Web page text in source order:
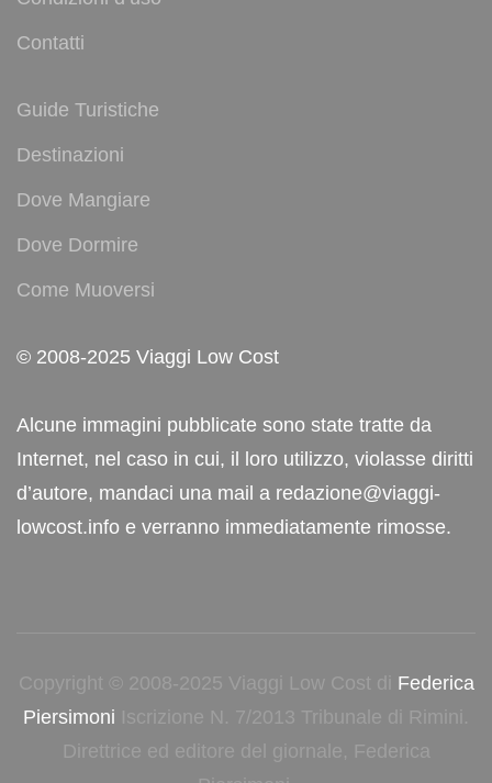
Contatti
Guide Turistiche
Destinazioni
Dove Mangiare
Dove Dormire
Come Muoversi
© 2008-2025 Viaggi Low Cost
Alcune immagini pubblicate sono state tratte da
Internet, nel caso in cui, il loro utilizzo, violasse diritti
d’autore, mandaci una mail a redazione@viaggi-
lowcost.info e verranno immediatamente rimosse.
Copyright © 2008-2025 Viaggi Low Cost di Federica
Piersimoni Iscrizione N. 7/2013 Tribunale di Rimini.
Direttrice ed editore del giornale, Federica